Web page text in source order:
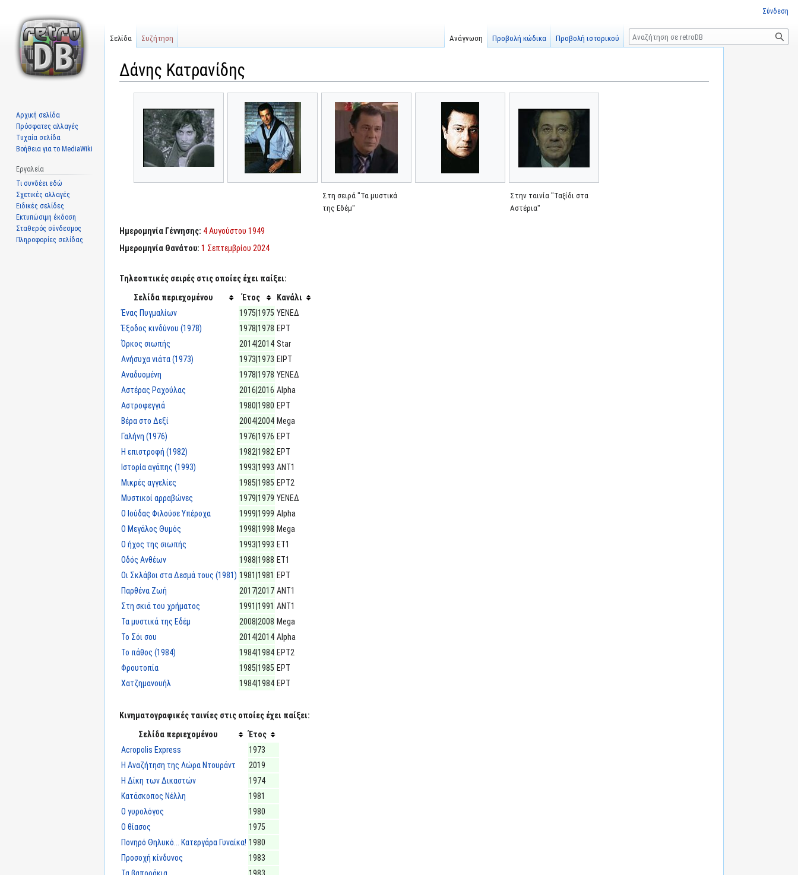
Δάνης Κατρανίδης
πλοήγηση
αναζήτηση
Στη σειρά "Τα μυστικά
της Εδέμ"
Στην ταινία "Ταξίδι στα
Αστέρια"
Ημερομηνία Γέννησης: 4 Αυγούστου 1949
Ημερομηνία Θανάτου: 1 Σεπτεμβρίου 2024
Τηλεοπτικές σειρές στις οποίες έχει παίξει:
Σελίδα περιεχομένου
Έτος
Κανάλι
Ένας Πυγμαλίων
1975|1975 ΥΕΝΕΔ
Έξοδος κινδύνου (1978)
1978|1978 ΕΡΤ
Όρκος σιωπής
2014|2014 Star
Ανήσυχα νιάτα (1973)
1973|1973 ΕΙΡΤ
Αναδυομένη
1978|1978 ΥΕΝΕΔ
Αστέρας Ραχούλας
2016|2016 Alpha
Αστροφεγγιά
1980|1980 ΕΡΤ
Βέρα στο Δεξί
2004|2004 Mega
Γαλήνη (1976)
1976|1976 ΕΡΤ
Η επιστροφή (1982)
1982|1982 ΕΡΤ
Ιστορία αγάπης (1993)
1993|1993 ΑΝΤ1
Μικρές αγγελίες
1985|1985 ΕΡΤ2
Μυστικοί αρραβώνες
1979|1979 ΥΕΝΕΔ
Ο Ιούδας Φιλούσε Υπέροχα
1999|1999 Alpha
Ο Μεγάλος Θυμός
1998|1998 Mega
Ο ήχος της σιωπής
1993|1993 ΕΤ1
Οδός Ανθέων
1988|1988 ΕΤ1
Οι Σκλάβοι στα Δεσμά τους (1981) 1981|1981 ΕΡΤ
Παρθένα Ζωή
2017|2017 ΑΝΤ1
Στη σκιά του χρήματος
1991|1991 ΑΝΤ1
Τα μυστικά της Εδέμ
2008|2008 Mega
Το Σόι σου
2014|2014 Alpha
Το πάθος (1984)
1984|1984 ΕΡΤ2
Φρουτοπία
1985|1985 ΕΡΤ
Χατζημανουήλ
1984|1984 ΕΡΤ
Κινηματογραφικές ταινίες στις οποίες έχει παίξει:
Σελίδα περιεχομένου
Έτος
Acropolis Express
1973
Η Αναζήτηση της Λώρα Ντουράντ
2019
Η Δίκη των Δικαστών
1974
Κατάσκοπος Νέλλη
1981
Ο γυρολόγος
1980
Ο θίασος
1975
Πονηρό Θηλυκό... Κατεργάρα Γυναίκα! 1980
Προσοχή κίνδυνος
1983
Σύνδεση
Σελίδα Συζήτηση Ανάγνωση Προβολή κώδικα Προβολή ιστορικού
Αναζήτηση
Αρχική σελίδα
Πρόσφατες αλλαγές
Τυχαία σελίδα
Βοήθεια για το MediaWiki
Εργαλεία
Τι συνδέει εδώ
Σχετικές αλλαγές
Ειδικές σελίδες
Εκτυπώσιμη έκδοση
Σταθερός σύνδεσμος
Πληροφορίες σελίδας